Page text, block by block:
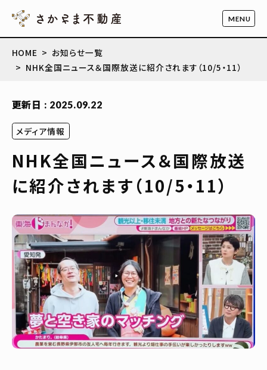
HOME
お知らせ一覧
NHK全国ニュース＆国際放送に紹介されます（10/5・11）
更新日 : 2025.09.22
メディア情報
NHK全国ニュース＆国際放送
に紹介されます（10/5・11）